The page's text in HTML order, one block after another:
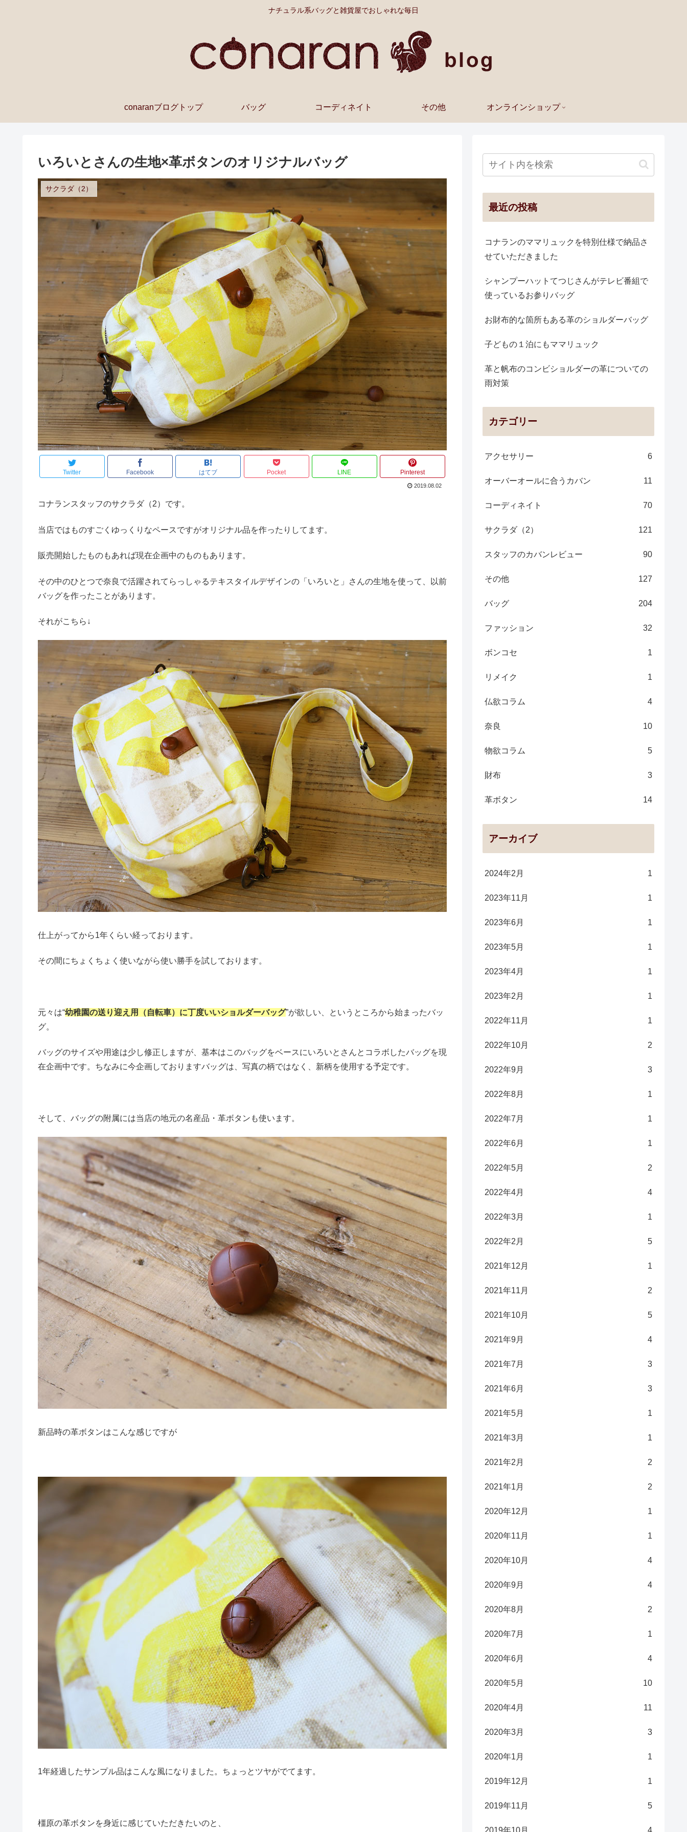
ナチュラル系バッグと雑貨屋でおしゃれな毎日
conaranブログトップ バッグ コーディネイト その他 オンラインショップ
いろいとさんの生地×革ボタンのオリジナルバッグ
サクラダ（2）
Twitter Facebook はてブ Pocket LINE Pinterest
2019.08.02
コナランスタッフのサクラダ（2）です。
当店ではものすごくゆっくりなペースですがオリジナル品を作ったりしてます。
販売開始したものもあれば現在企画中のものもあります。
その中のひとつで奈良で活躍されてらっしゃるテキスタイルデザインの「いろいと」さんの生地を使って、以前
バッグを作ったことがあります。
それがこちら↓
仕上がってから1年くらい経っております。
その間にちょくちょく使いながら使い勝手を試しております。
元々は“幼稚園の送り迎え用（自転車）に丁度いいショルダーバッグ”が欲しい、というところから始まったバッ
グ。
バッグのサイズや用途は少し修正しますが、基本はこのバッグをベースにいろいとさんとコラボしたバッグを現
在企画中です。ちなみに今企画しておりますバッグは、写真の柄ではなく、新柄を使用する予定です。
そして、バッグの附属には当店の地元の名産品・革ボタンも使います。
新品時の革ボタンはこんな感じですが
1年経過したサンプル品はこんな風になりました。ちょっとツヤがでてます。
橿原の革ボタンを身近に感じていただきたいのと、
最近の投稿
コナランのママリュックを特別仕様で納品さ
せていただきました
シャンプーハットてつじさんがテレビ番組で
使っているお参りバッグ
お財布的な箇所もある革のショルダーバッグ
子どもの１泊にもママリュック
革と帆布のコンビショルダーの革についての
雨対策
カテゴリー
アクセサリー 6
オーバーオールに合うカバン 11
コーディネイト 70
サクラダ（2） 121
スタッフのカバンレビュー 90
その他 127
バッグ 204
ファッション 32
ボンコセ 1
リメイク 1
仏欲コラム 4
奈良 10
物欲コラム 5
財布 3
革ボタン 14
アーカイブ
2024年2月 1
2023年11月 1
2023年6月 1
2023年5月 1
2023年4月 1
2023年2月 1
2022年11月 1
2022年10月 2
2022年9月 3
2022年8月 1
2022年7月 1
2022年6月 1
2022年5月 2
2022年4月 4
2022年3月 1
2022年2月 5
2021年12月 1
2021年11月 2
2021年10月 5
2021年9月 4
2021年7月 3
2021年6月 3
2021年5月 1
2021年3月 1
2021年2月 2
2021年1月 2
2020年12月 1
2020年11月 1
2020年10月 4
2020年9月 4
2020年8月 2
2020年7月 1
2020年6月 4
2020年5月 10
2020年4月 11
2020年3月 3
2020年1月 1
2019年12月 1
2019年11月 5
2019年10月 4